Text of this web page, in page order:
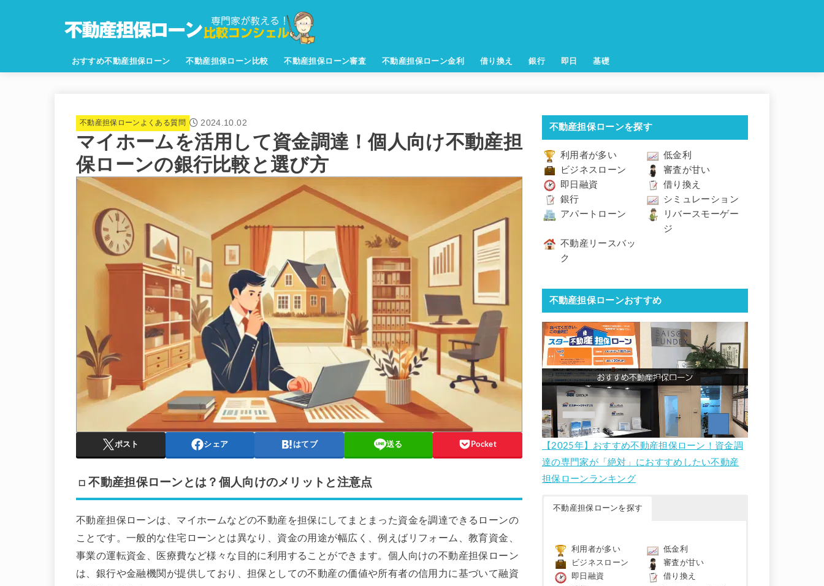
おすすめ不動産担保ローン 不動産担保ローン比較 不動産担保ローン審査 不動産担保ローン金利 借り換え 銀行 即日 基礎
不動産担保ローンよくある質問 2024.10.02
マイホームを活用して資金調達！個人向け不動産担
保ローンの銀行比較と選び方
ポスト シェア はてブ 送る Pocket
□ 不動産担保ローンとは？個人向けのメリットと注意点
不動産担保ローンは、マイホームなどの不動産を担保にしてまとまった資金を調達できるローンの
ことです。一般的な住宅ローンとは異なり、資金の用途が幅広く、例えばリフォーム、教育資金、
事業の運転資金、医療費など様々な目的に利用することができます。個人向けの不動産担保ローン
は、銀行や金融機関が提供しており、担保としての不動産の価値や所有者の信用力に基づいて融資
不動産担保ローンを探す
利用者が多い
低金利
ビジネスローン
審査が甘い
即日融資
借り換え
銀行
シミュレーション
アパートローン
リバースモーゲー
ジ
不動産リースバッ
ク
不動産担保ローンおすすめ
【2025年】おすすめ不動産担保ローン！資金調
達の専門家が「絶対」におすすめしたい不動産
担保ローンランキング
不動産担保ローンを探す
利用者が多い
低金利
ビジネスローン
審査が甘い
即日融資
借り換え